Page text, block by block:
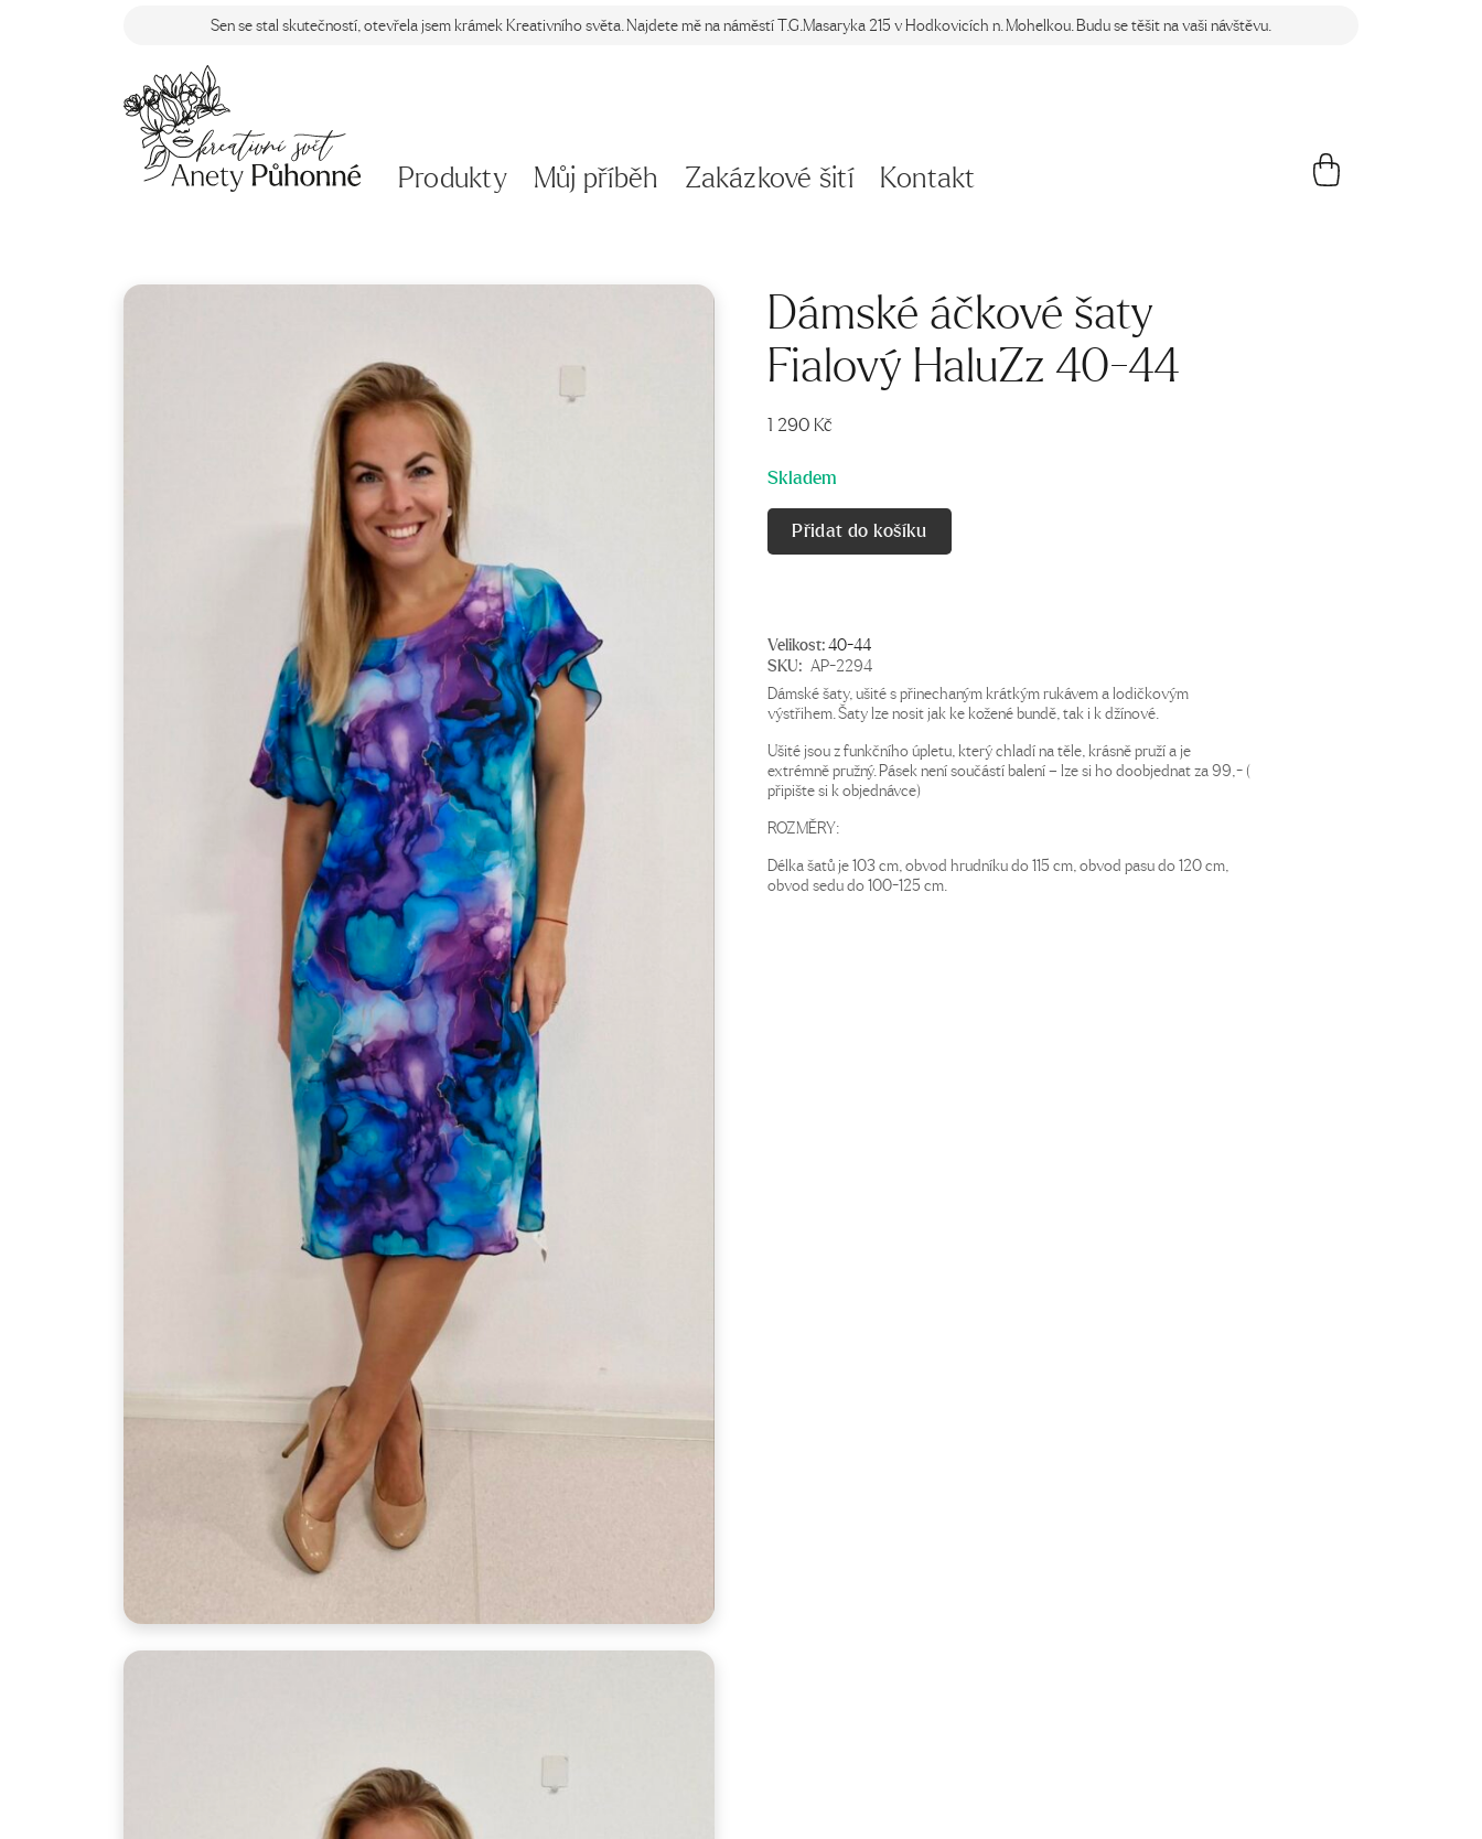
Sen se stal skutečností, otevřela jsem krámek Kreativního světa. Najdete mě na náměstí T.G.Masaryka 215 v Hodkovicích n. Mohelkou. Budu se těšit na vaši návštěvu.
Produkty Můj příběh Zakázkové šití Kontakt
Dámské áčkové šaty
Fialový HaluZz 40-44
1 290 Kč
Skladem
Přidat do košíku
Velikost:40-44
SKU: AP-2294
Dámské šaty, ušité s přinechaným krátkým rukávem a lodičkovým
výstřihem. Šaty lze nosit jak ke kožené bundě, tak i k džínové.
Ušité jsou z funkčního úpletu, který chladí na těle, krásně pruží a je
extrémně pružný. Pásek není součástí balení – lze si ho doobjednat za 99,- (
připište si k objednávce)
ROZMĚRY:
Délka šatů je 103 cm, obvod hrudníku do 115 cm, obvod pasu do 120 cm,
obvod sedu do 100-125 cm.